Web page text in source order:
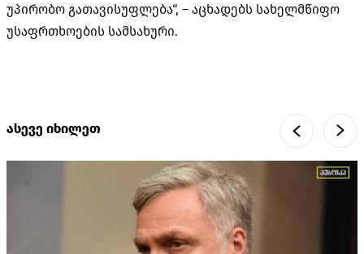
უპირობო გათავისუფლება“, – აცხადებს სახელმწიფო
უსაფრთხოების სამსახური.
ასევე იხილეთ